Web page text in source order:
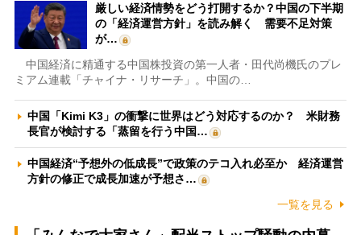
厳しい経済情勢をどう打開するか？中国の下半期
の「経済運営方針」を読み解く 需要不足対策
が…
中国経済に精通する中国株投資の第一人者・田代尚機氏のプレ
ミアム連載「チャイナ・リサーチ」。中国の…
中国「Kimi K3」の衝撃に世界はどう対応するのか？ 米財務
長官が検討する「蒸留を行う中国…
中国経済“予想外の低成長”で政策のテコ入れ必至か 経済運営
方針の修正で成長加速が予想さ…
一覧を見る